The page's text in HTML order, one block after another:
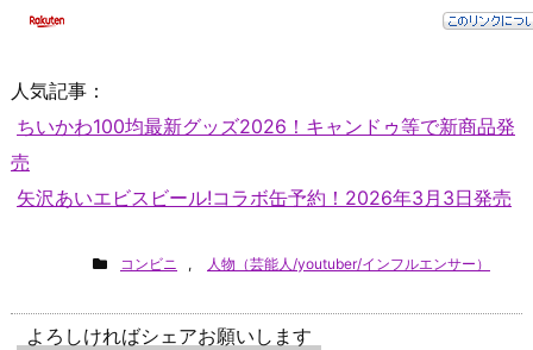
人気記事：
ちいかわ100均最新グッズ2026！キャンドゥ等で新商品発
売
矢沢あいエビスビール!コラボ缶予約！2026年3月3日発売
コンビニ , 人物（芸能人/youtuber/インフルエンサー）
よろしければシェアお願いします